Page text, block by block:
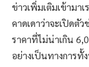
ข่าวเพิ่มเติมเข้ามา
คาดเดาว่าจะเปิดตั
ราคาที่ไม่น่าเกิน
อย่างเป็นทางการทั้